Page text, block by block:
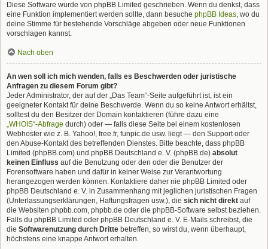
Diese Software wurde von phpBB Limited geschrieben. Wenn du denkst, dass
eine Funktion implementiert werden sollte, dann besuche phpBB Ideas, wo du
deine Stimme für bestehende Vorschläge abgeben oder neue Funktionen
vorschlagen kannst.
Nach oben
An wen soll ich mich wenden, falls es Beschwerden oder juristische
Anfragen zu diesem Forum gibt?
Jeder Administrator, der auf der „Das Team“-Seite aufgeführt ist, ist ein
geeigneter Kontakt für deine Beschwerde. Wenn du so keine Antwort erhältst,
solltest du den Besitzer der Domain kontaktieren (führe dazu eine
„WHOIS“-Abfrage durch) oder — falls diese Seite bei einem kostenlosen
Webhoster wie z. B. Yahoo!, free.fr, funpic.de usw. liegt — den Support oder
den Abuse-Kontakt des betreffenden Dienstes. Bitte beachte, dass phpBB
Limited (phpBB.com) und phpBB Deutschland e. V. (phpBB.de) absolut
keinen Einfluss auf die Benutzung oder den oder die Benutzer der
Forensoftware haben und dafür in keiner Weise zur Verantwortung
herangezogen werden können. Kontaktiere daher nie phpBB Limited oder
phpBB Deutschland e. V. in Zusammenhang mit jeglichen juristischen Fragen
(Unterlassungserklärungen, Haftungsfragen usw.), die sich nicht direkt auf
die Websiten phpbb.com, phpbb.de oder die phpBB-Software selbst beziehen.
Falls du phpBB Limited oder phpBB Deutschland e. V. E-Mails schreibst, die
die Softwarenutzung durch Dritte betreffen, so wirst du, wenn überhaupt,
höchstens eine knappe Antwort erhalten.